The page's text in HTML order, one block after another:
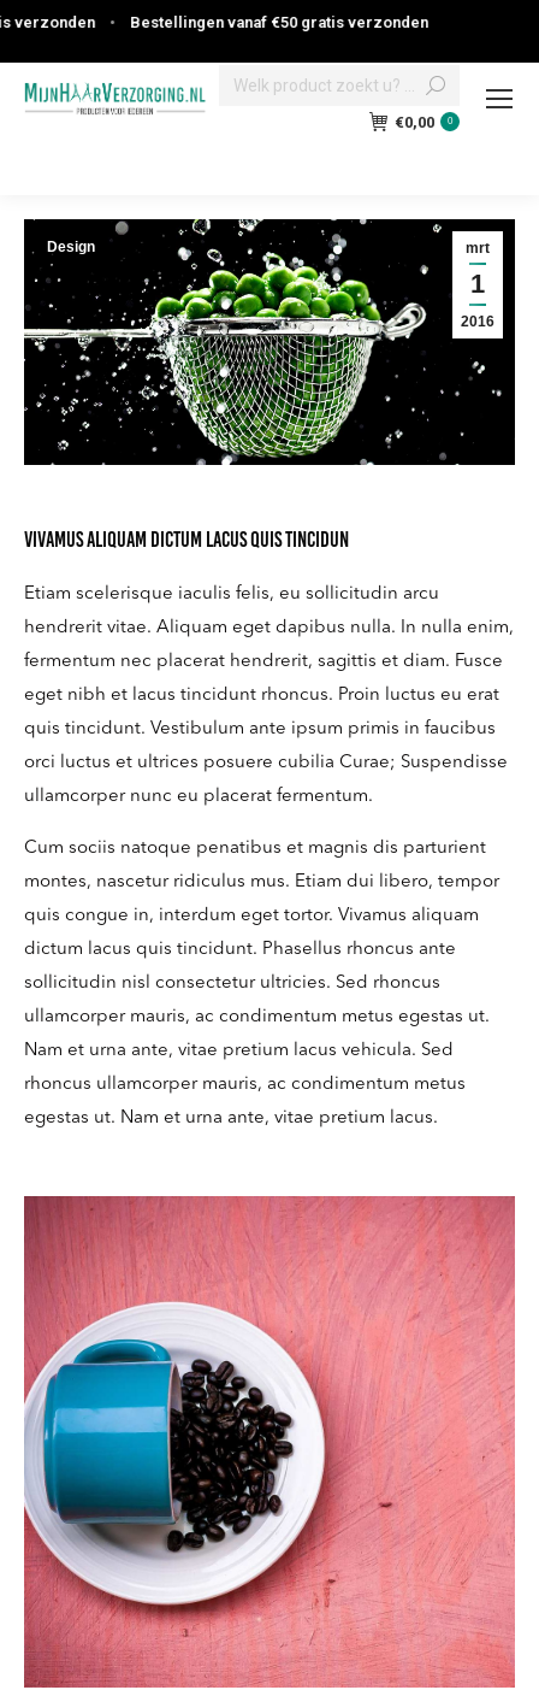
• Bestellingen vanaf €50 gratis verzonden
Search:
€0,00 0
mrt
1
2016
Design
Vivamus aliquam dictum lacus quis tincidun
Etiam scelerisque iaculis felis, eu sollicitudin arcu
hendrerit vitae. Aliquam eget dapibus nulla. In nulla enim,
fermentum nec placerat hendrerit, sagittis et diam. Fusce
eget nibh et lacus tincidunt rhoncus. Proin luctus eu erat
quis tincidunt. Vestibulum ante ipsum primis in faucibus
orci luctus et ultrices posuere cubilia Curae; Suspendisse
ullamcorper nunc eu placerat fermentum.
Cum sociis natoque penatibus et magnis dis parturient
montes, nascetur ridiculus mus. Etiam dui libero, tempor
quis congue in, interdum eget tortor. Vivamus aliquam
dictum lacus quis tincidunt. Phasellus rhoncus ante
sollicitudin nisl consectetur ultricies. Sed rhoncus
ullamcorper mauris, ac condimentum metus egestas ut.
Nam et urna ante, vitae pretium lacus vehicula. Sed
rhoncus ullamcorper mauris, ac condimentum metus
egestas ut. Nam et urna ante, vitae pretium lacus.